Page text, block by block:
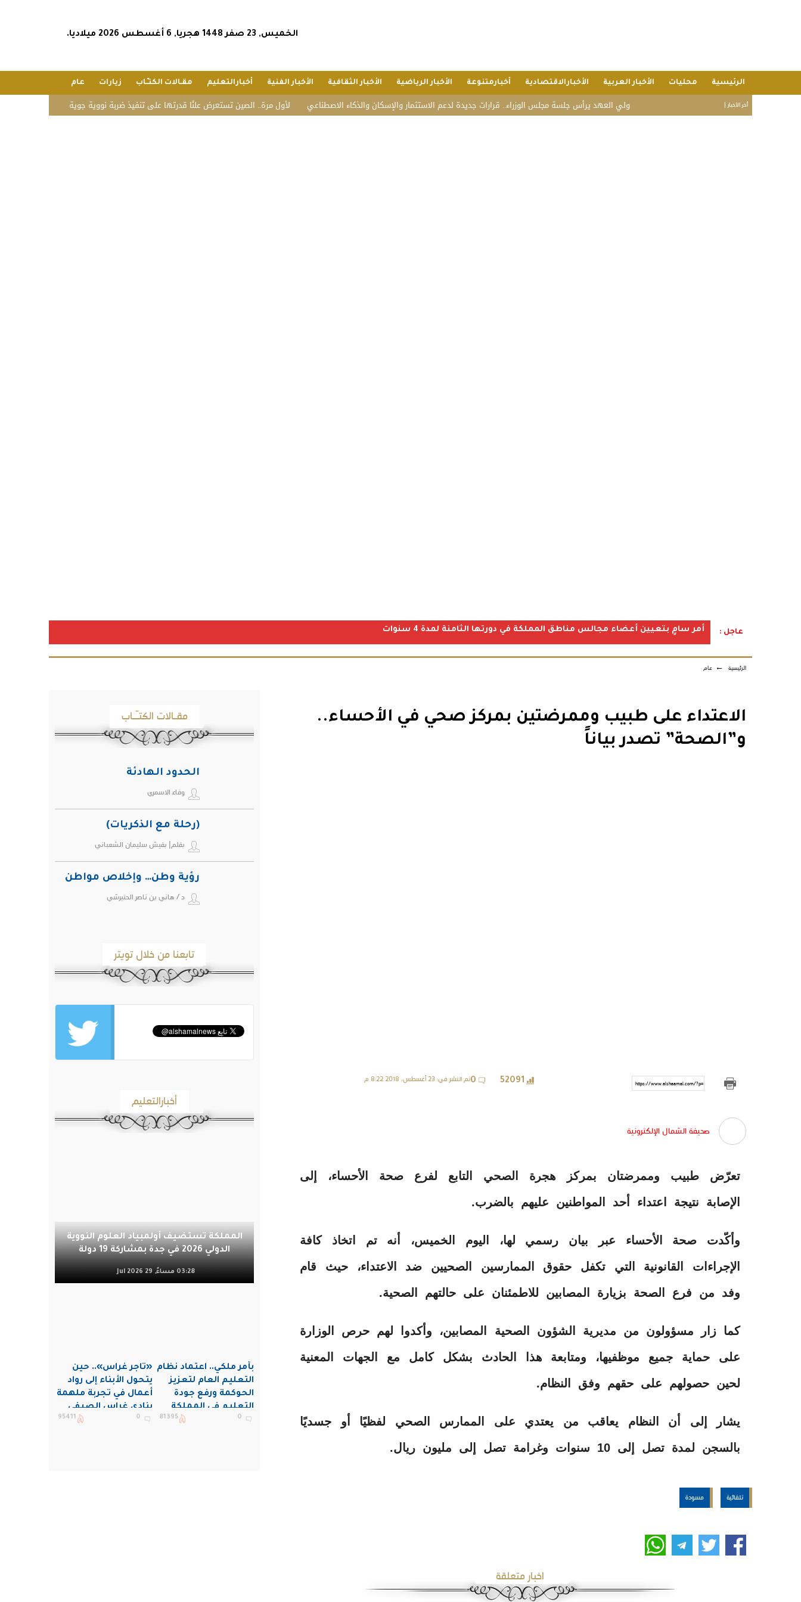
الخميس, 23 صفر 1448 هجريا, 6 أغسطس 2026 ميلاديا.
الرئيسية محليات الأخبار العربية الأخبارالاقتصادية أخبارمتنوعة الأخبار الرياضية الأخبار الثقافية الأخبار الفنية أخبارالتعليم مقـالات الكتـّـاب زيارات عام
أخر الأخبار | «زاتكا» تدعو المنشآت لأول مرة.. الصين تستعرض علنًا قدرتها على تنفيذ ضربة نووية جوية ولي العهد يرأس جلسة مجلس الوزراء.. قرارات جديدة لدعم الاستثمار والإسكان والذكاء الاصطناعي
عاجل : أمر سامٍ بتعيين أعضاء مجالس مناطق المملكة في دورتها الثامنة لمدة 4 سنوات
الرئيسية ← عام
الاعتداء على طبيب وممرضتين بمركز صحي في الأحساء..
و”الصحة” تصدر بياناً
https://www.alshaamal.com/?p=10055
تم النشر في: 23 أغسطس، 2018 8:22 م 52091
0
صحيفة الشمال الإلكترونية
تعرّض طبيب وممرضتان بمركز هجرة الصحي التابع لفرع صحة الأحساء، إلى
الإصابة نتيجة اعتداء أحد المواطنين عليهم بالضرب.
وأكّدت صحة الأحساء عبر بيان رسمي لها، اليوم الخميس، أنه تم اتخاذ كافة
الإجراءات القانونية التي تكفل حقوق الممارسين الصحيين ضد الاعتداء، حيث قام
وفد من فرع الصحة بزيارة المصابين للاطمئنان على حالتهم الصحية.
كما زار مسؤولون من مديرية الشؤون الصحية المصابين، وأكدوا لهم حرص الوزارة
على حماية جميع موظفيها، ومتابعة هذا الحادث بشكل كامل مع الجهات المعنية
لحين حصولهم على حقهم وفق النظام.
يشار إلى أن النظام يعاقب من يعتدي على الممارس الصحي لفظيًا أو جسديًا
بالسجن لمدة تصل إلى 10 سنوات وغرامة تصل إلى مليون ريال.
تلقائية مسودة
اخبار متعلقة
مقـالات الكتـّـاب
الحدود الهادئة
وفاء الاسمري
(رحلة مع الذكريات)
بقلم| بقيش سليمان الشعباني
رؤية وطن… وإخلاص مواطن
د / هاني بن ناصر الحتيرشي
تابعنا من خلال تويتر
أخبارالتعليم
المملكة تستضيف أولمبياد العلوم النووية
الدولي 2026 في جدة بمشاركة 19 دولة
03:28 مساءً, 29 Jul 2026
بأمر ملكي.. اعتماد نظام
التعليم العام لتعزيز
الحوكمة ورفع جودة
التعليم في المملكة
0
81395
«تاجر غراس».. حين
يتحول الأبناء إلى رواد
أعمال في تجربة ملهمة
بنادي غراس الصيفي
بالجبيل
0
95411